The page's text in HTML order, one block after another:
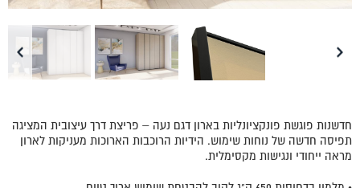
חדשנות פוגשת פונקציונליות בארון דגם נעה – פריצת דרך עיצובית המציגה
תפיסה חדשה של נוחות שימוש. הידיות הרוכבות הארוכות מעניקות לארון
מראה ייחודי ונגישות מקסימלית.